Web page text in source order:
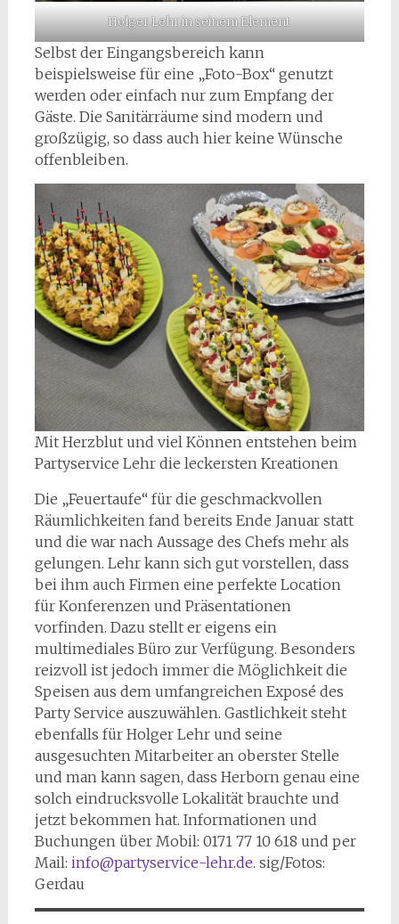
Holger Lehr in seinem Element
Selbst der Eingangsbereich kann
beispielsweise für eine „Foto-Box“ genutzt
werden oder einfach nur zum Empfang der
Gäste. Die Sanitärräume sind modern und
großzügig, so dass auch hier keine Wünsche
offenbleiben.
Mit Herzblut und viel Können entstehen beim
Partyservice Lehr die leckersten Kreationen
Die „Feuertaufe“ für die geschmackvollen
Räumlichkeiten fand bereits Ende Januar statt
und die war nach Aussage des Chefs mehr als
gelungen. Lehr kann sich gut vorstellen, dass
bei ihm auch Firmen eine perfekte Location
für Konferenzen und Präsentationen
vorfinden. Dazu stellt er eigens ein
multimediales Büro zur Verfügung. Besonders
reizvoll ist jedoch immer die Möglichkeit die
Speisen aus dem umfangreichen Exposé des
Party Service auszuwählen. Gastlichkeit steht
ebenfalls für Holger Lehr und seine
ausgesuchten Mitarbeiter an oberster Stelle
und man kann sagen, dass Herborn genau eine
solch eindrucksvolle Lokalität brauchte und
jetzt bekommen hat. Informationen und
Buchungen über Mobil: 0171 77 10 618 und per
Mail: info@partyservice-lehr.de. sig/Fotos:
Gerdau